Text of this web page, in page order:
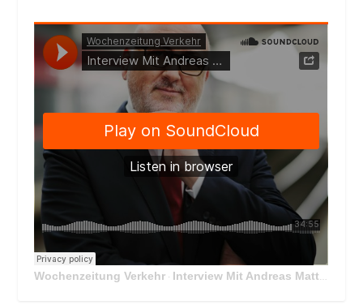
Wochenzeitung Verkehr · Interview Mit Andreas Matthä, CEO der ÖBB Holding